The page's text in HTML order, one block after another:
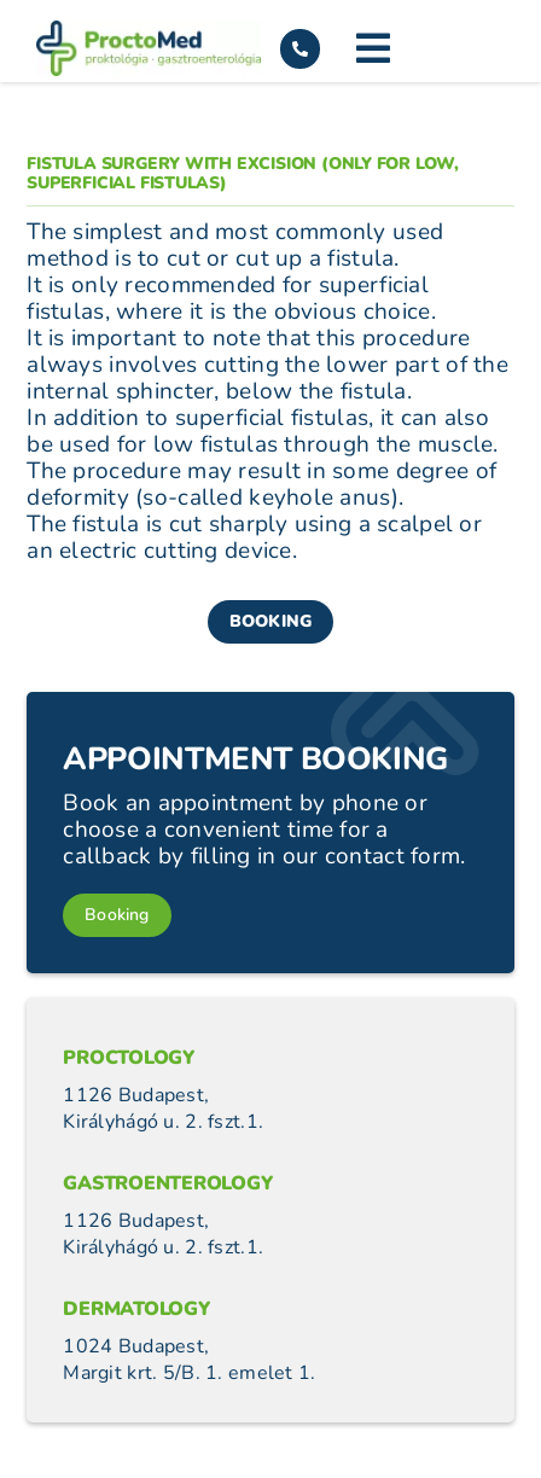
content
FISTULA SURGERY WITH EXCISION (ONLY FOR LOW,
SUPERFICIAL FISTULAS)
The simplest and most commonly used
method is to cut or cut up a fistula.
It is only recommended for superficial
fistulas, where it is the obvious choice.
It is important to note that this procedure
always involves cutting the lower part of the
internal sphincter, below the fistula.
In addition to superficial fistulas, it can also
be used for low fistulas through the muscle.
The procedure may result in some degree of
deformity (so-called keyhole anus).
The fistula is cut sharply using a scalpel or
an electric cutting device.
BOOKING
APPOINTMENT BOOKING
Book an appointment by phone or
choose a convenient time for a
callback by filling in our contact form.
Booking
PROCTOLOGY
1126 Budapest,
Királyhágó u. 2. fszt.1.
GASTROENTEROLOGY
1126 Budapest,
Királyhágó u. 2. fszt.1.
DERMATOLOGY
1024 Budapest,
Margit krt. 5/B. 1. emelet 1.